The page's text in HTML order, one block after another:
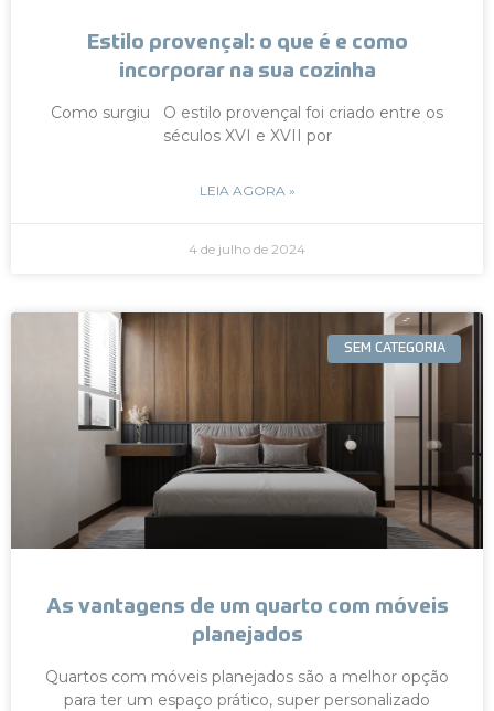
Estilo provençal: o que é e como
incorporar na sua cozinha
Como surgiu O estilo provençal foi criado entre os
séculos XVI e XVII por
LEIA AGORA »
4 de julho de 2024
SEM CATEGORIA
As vantagens de um quarto com móveis
planejados
Quartos com móveis planejados são a melhor opção
para ter um espaço prático, super personalizado